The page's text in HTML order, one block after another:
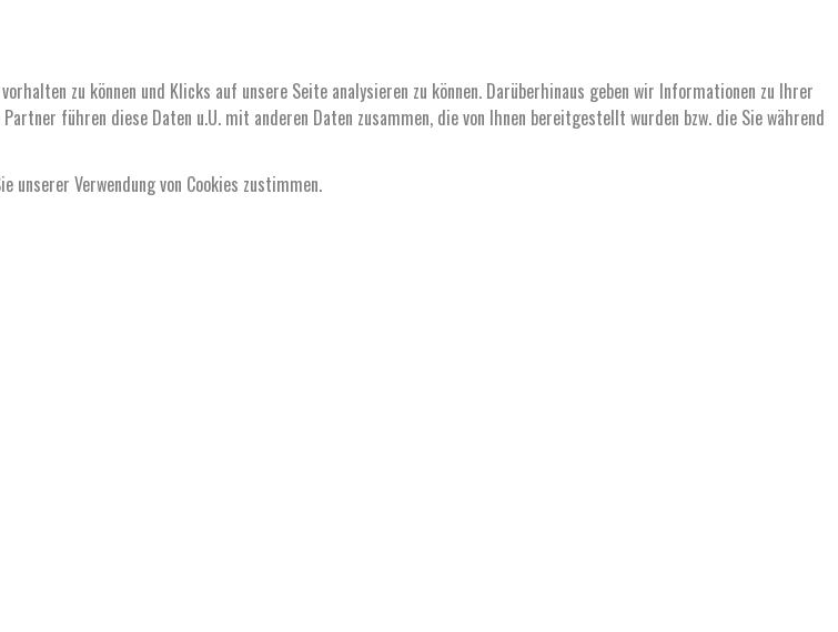
zu können und Klicks auf unsere Seite analysieren zu können. Darüberhinaus geben wir Informationen zu Ihrer
führen diese Daten u.U. mit anderen Daten zusammen, die von Ihnen bereitgestellt wurden bzw. die Sie während
Verwendung von Cookies zustimmen.